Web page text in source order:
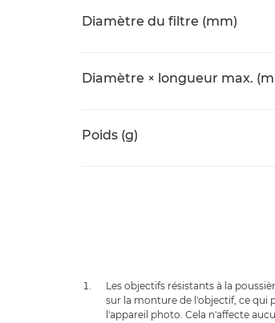
Diamètre du filtre (mm)
Diamètre × longueur max.
Poids (g)
Les objectifs résistants à la
sur la monture de l'objectif, ce qui
l'appareil photo. Cela n'affecte